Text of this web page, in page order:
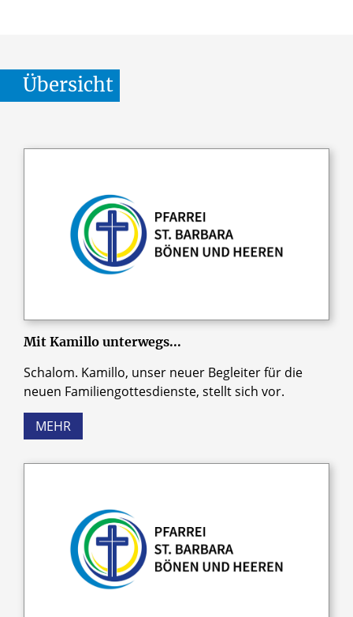
Übersicht
Mit Kamillo unterwegs...
Schalom. Kamillo, unser neuer Begleiter für die
neuen Familiengottesdienste, stellt sich vor.
MEHR